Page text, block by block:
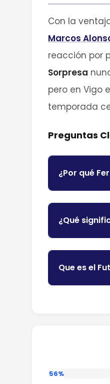
Con la
Marcos
reacción por
Sorpresa
pero en Vigo
temporada
Preguntas
¿Por qué
¿Qué
Que es el
56%